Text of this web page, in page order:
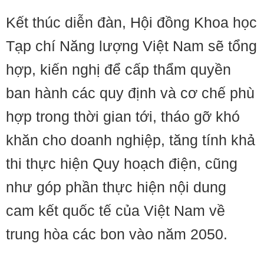
Kết thúc diễn đàn, Hội đồng Khoa học
Tạp chí Năng lượng Việt Nam sẽ tổng
hợp, kiến nghị để cấp thẩm quyền
ban hành các quy định và cơ chế phù
hợp trong thời gian tới, tháo gỡ khó
khăn cho doanh nghiệp, tăng tính khả
thi thực hiện Quy hoạch điện, cũng
như góp phần thực hiện nội dung
cam kết quốc tế của Việt Nam về
trung hòa các bon vào năm 2050.